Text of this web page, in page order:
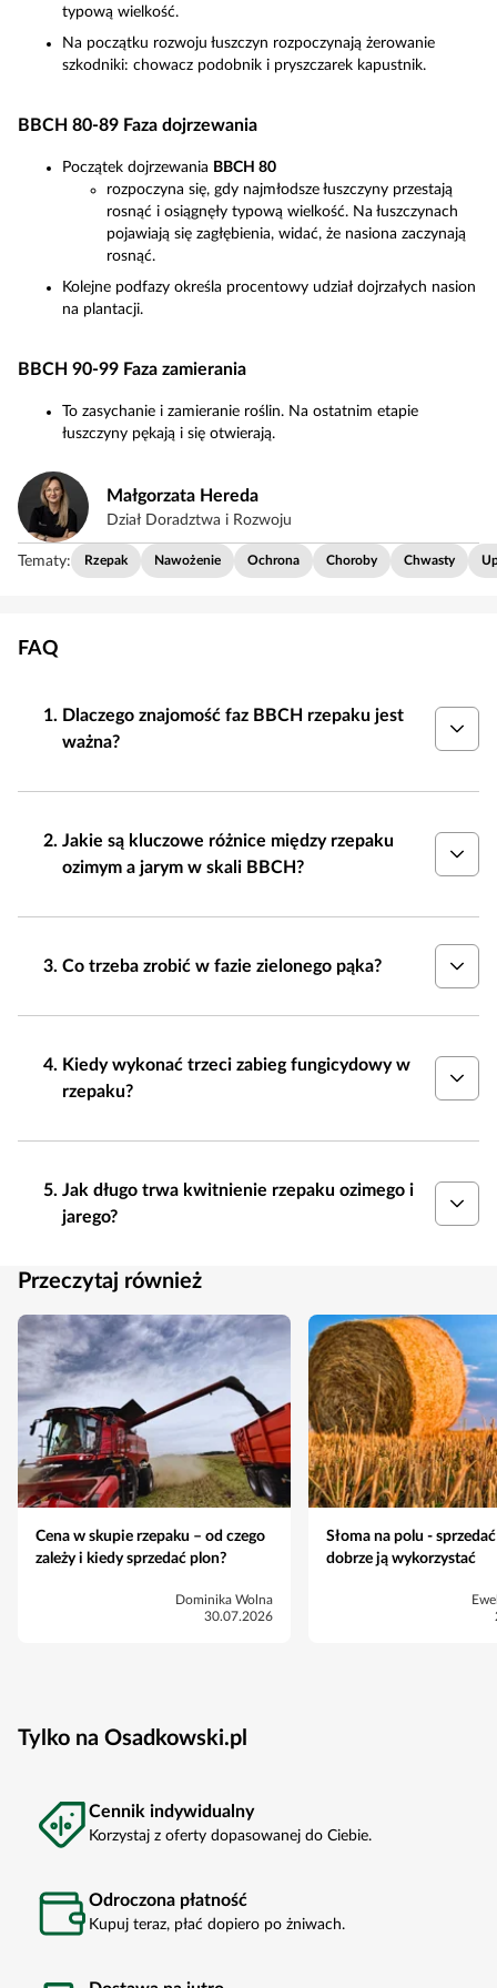
typową wielkość.
Na początku rozwoju łuszczyn rozpoczynają żerowanie
szkodniki: chowacz podobnik i pryszczarek kapustnik.
BBCH 80-89 Faza dojrzewania
Początek dojrzewania BBCH 80
rozpoczyna się, gdy najmłodsze łuszczyny przestają
rosnąć i osiągnęły typową wielkość. Na łuszczynach
pojawiają się zagłębienia, widać, że nasiona zaczynają
rosnąć.
Kolejne podfazy określa procentowy udział dojrzałych nasion
na plantacji.
BBCH 90-99 Faza zamierania
To zasychanie i zamieranie roślin. Na ostatnim etapie
łuszczyny pękają i się otwierają.
Małgorzata Hereda
Dział Doradztwa i Rozwoju
Tematy: Rzepak Nawożenie Ochrona Choroby Chwasty
FAQ
Dlaczego znajomość faz BBCH rzepaku jest
ważna?
Jakie są kluczowe różnice między rzepaku
ozimym a jarym w skali BBCH?
Co trzeba zrobić w fazie zielonego pąka?
Kiedy wykonać trzeci zabieg fungicydowy w
rzepaku?
Jak długo trwa kwitnienie rzepaku ozimego i
jarego?
Przeczytaj również
Cena w skupie rzepaku – od czego
zależy i kiedy sprzedać plon?
Dominika Wolna
30.07.2026
Słoma na polu -
dobrze ją wykorzystać
Tylko na Osadkowski.pl
Cennik indywidualny
Korzystaj z oferty dopasowanej do Ciebie.
Odroczona płatność
Kupuj teraz, płać dopiero po żniwach.